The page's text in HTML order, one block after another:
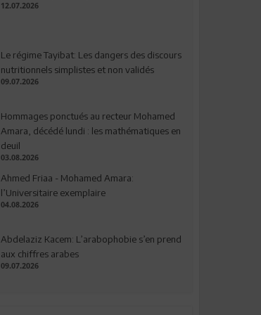
12.07.2026
Le régime Tayibat: Les dangers des discours
nutritionnels simplistes et non validés
09.07.2026
Hommages ponctués au recteur Mohamed
Amara, décédé lundi : les mathématiques en
deuil
03.08.2026
Ahmed Friaa - Mohamed Amara:
l’Universitaire exemplaire
04.08.2026
Abdelaziz Kacem: L’arabophobie s’en prend
aux chiffres arabes
09.07.2026